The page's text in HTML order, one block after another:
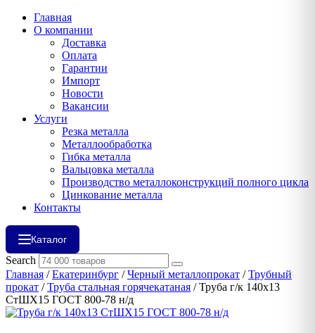
Главная
О компании
Доставка
Оплата
Гарантии
Импорт
Новости
Вакансии
Услуги
Резка металла
Металлообработка
Гибка металла
Вальцовка металла
Производство металлоконструкций полного цикла
Цинкование металла
Контакты
Каталог
Search
Главная /Екатеринбург /Черный металлопрокат /Трубный
прокат /Труба стальная горячекатаная / Труба г/к 140х13
СтШХ15 ГОСТ 800-78 н/д